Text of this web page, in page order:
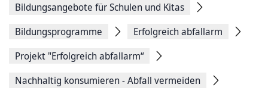
Bildungsangebote für Schulen und Kitas
Bildungsprogramme
Erfolgreich abfallarm
Projekt "Erfolgreich abfallarm“
Nachhaltig konsumieren - Abfall vermeiden